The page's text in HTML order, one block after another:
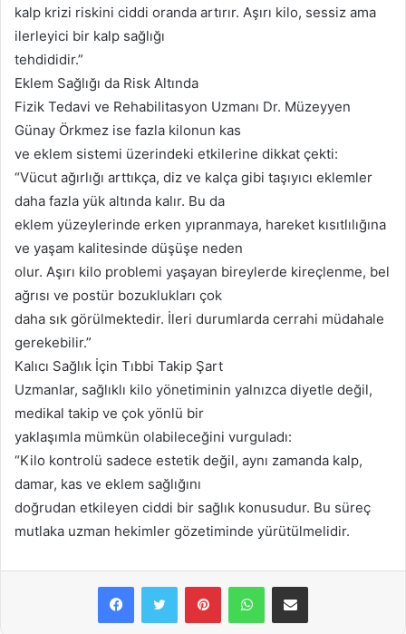
kalp krizi riskini ciddi oranda artırır. Aşırı kilo, sessiz ama
ilerleyici bir kalp sağlığı
tehdididir.”
Eklem Sağlığı da Risk Altında
Fizik Tedavi ve Rehabilitasyon Uzmanı Dr. Müzeyyen
Günay Örkmez ise fazla kilonun kas
ve eklem sistemi üzerindeki etkilerine dikkat çekti:
“Vücut ağırlığı arttıkça, diz ve kalça gibi taşıyıcı eklemler
daha fazla yük altında kalır. Bu da
eklem yüzeylerinde erken yıpranmaya, hareket kısıtlılığına
ve yaşam kalitesinde düşüşe neden
olur. Aşırı kilo problemi yaşayan bireylerde kireçlenme, bel
ağrısı ve postür bozuklukları çok
daha sık görülmektedir. İleri durumlarda cerrahi müdahale
gerekebilir.”
Kalıcı Sağlık İçin Tıbbi Takip Şart
Uzmanlar, sağlıklı kilo yönetiminin yalnızca diyetle değil,
medikal takip ve çok yönlü bir
yaklaşımla mümkün olabileceğini vurguladı:
“Kilo kontrolü sadece estetik değil, aynı zamanda kalp,
damar, kas ve eklem sağlığını
doğrudan etkileyen ciddi bir sağlık konusudur. Bu süreç
mutlaka uzman hekimler gözetiminde yürütülmelidir.
FacebookTwitter PinterestWhatsAppE-Posta ile paylaş